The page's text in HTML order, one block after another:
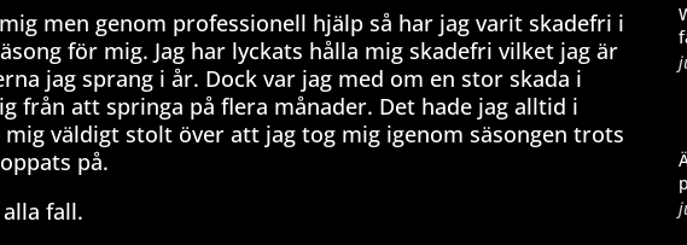
men genom professionell hjälp så har jag varit skadefri i
för mig. Jag har lyckats hålla mig skadefri vilket jag är
jag sprang i år. Dock var jag med om en stor skada i
från att springa på flera månader. Det hade jag alltid i
väldigt stolt över att jag tog mig igenom säsongen trots
på.
fall.